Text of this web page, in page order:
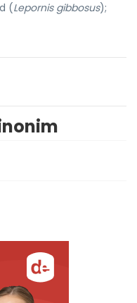
(Lepornis gibbosus);